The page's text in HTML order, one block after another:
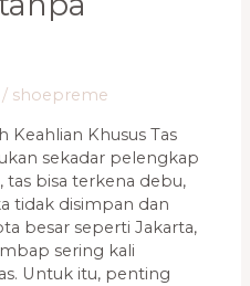
/ shoepreme
Keahlian Khusus Tas
sekadar pelengkap
tas bisa terkena debu,
tidak disimpan dan
besar seperti Jakarta,
sering kali
Untuk itu, penting